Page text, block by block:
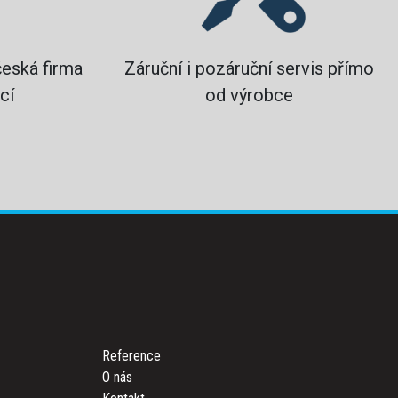
firma
Záruční i pozáruční servis přímo
od výrobce
Reference
O nás